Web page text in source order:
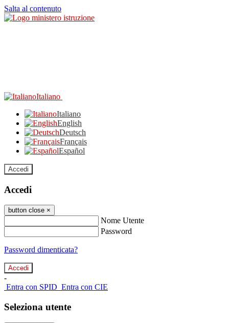
Salta al contenuto
Italiano
Italiano
English
Deutsch
Français
Español
Accedi
Accedi
button close ×
Nome Utente
Password
Password dimenticata?
-
Entra con SPID Entra con CIE
Seleziona utente